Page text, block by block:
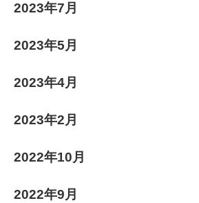
2023年7月
2023年5月
2023年4月
2023年2月
2022年10月
2022年9月